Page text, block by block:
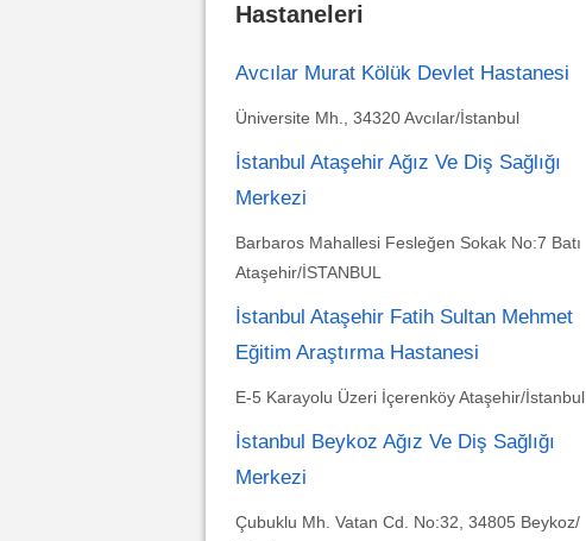
Hastaneleri
Avcılar Murat Kölük Devlet Hastanesi
Üniversite Mh., 34320 Avcılar/İstanbul
İstanbul Ataşehir Ağız Ve Diş Sağlığı
Merkezi
Barbaros Mahallesi Fesleğen Sokak No:7 Batı
Ataşehir/İSTANBUL
İstanbul Ataşehir Fatih Sultan Mehmet
Eğitim Araştırma Hastanesi
E-5 Karayolu Üzeri İçerenköy Ataşehir/İstanbul
İstanbul Beykoz Ağız Ve Diş Sağlığı
Merkezi
Çubuklu Mh. Vatan Cd. No:32, 34805 Beykoz/